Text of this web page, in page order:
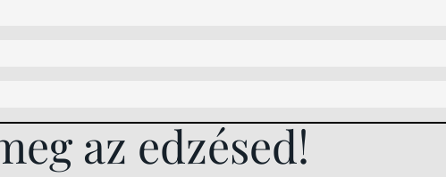
az edzésed!